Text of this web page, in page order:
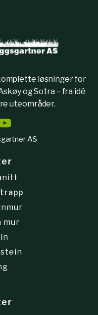
løsninger for
og Sotra – fra idé
uteområder.
AS
mur